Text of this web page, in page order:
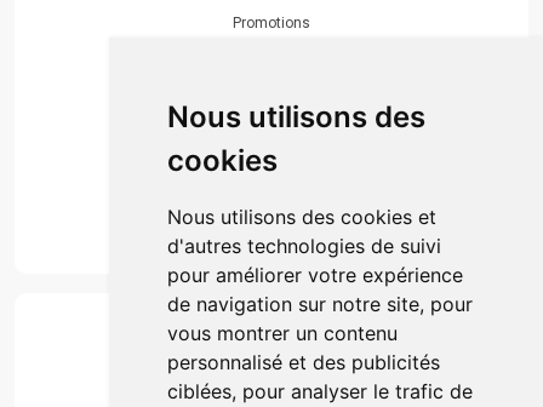
Nous utilisons des
cookies
Nous utilisons des cookies et
d'autres technologies de suivi
pour améliorer votre expérience
de navigation sur notre site, pour
vous montrer un contenu
personnalisé et des publicités
ciblées, pour analyser le trafic de
Promotions
Actualités & conseils
Événements
Marques
Suivez-nous
Paiement
Simple, rapide et 100% sécurisé